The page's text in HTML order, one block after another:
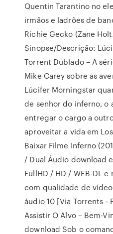
Quentin Tarantino no
irmãos e ladrões de
Richie Gecko (Zane
Sinopse/Descrição:
Torrent Dublado – A
Mike Carey sobre as
Lúcifer Morningstar
de senhor do inferno, o
entregar o cargo a
aproveitar a vida em
Baixar Filme Inferno
/ Dual Áudio download
FullHD / HD / WEB-DL
com qualidade de
áudio 10 [Via Torrents -
Assistir O Alvo – Bem-
download Sob o